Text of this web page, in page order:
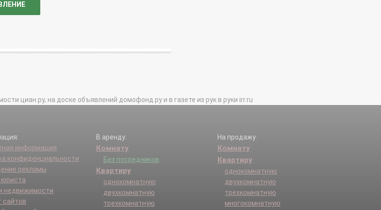
циан.ру, на доске объявлений домофонд.ру и в газете из рук в руки irr.ru
информация
конфиденциальности
рекламы
недвижимости
сайтов
В аренду:
Комнату
Без посредников
Квартиру
однокомнатную
двухкомнатную
трехкомнатную
На продажу:
Комнату
Квартиру
однокомнатную
двухкомнатную
трехкомнатную
многокомнатную